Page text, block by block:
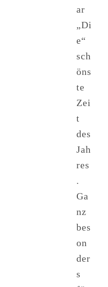
ar
„Di
e“
sch
öns
te
Zei
t
des
Jah
res
.
Ga
nz
bes
on
der
s